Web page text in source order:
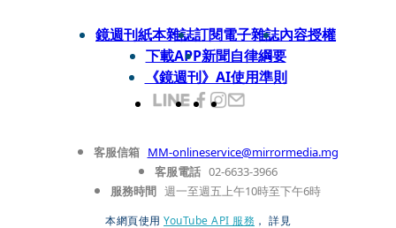
鏡週刊紙本雜誌訂閱電子雜誌內容授權
下載APP新聞自律綱要
《鏡週刊》AI使用準則
客服信箱 MM-onlineservice@mirrormedia.mg
客服電話 02-6633-3966
服務時間 週一至週五上午10時至下午6時
本網頁使用 YouTube API 服務 ， 詳見